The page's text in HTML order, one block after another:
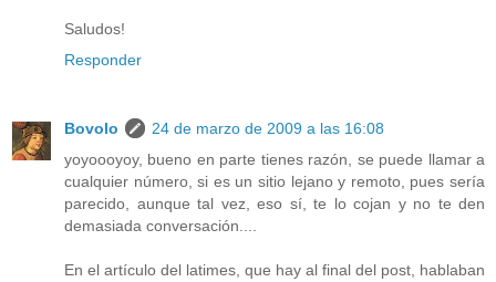
Saludos!
Responder
Bovolo
24 de marzo de 2009 a las 16:08
yoyoooyoy, bueno en parte tienes razón, se puede llamar a
cualquier número, si es un sitio lejano y remoto, pues sería
parecido, aunque tal vez, eso sí, te lo cojan y no te den
demasiada conversación....
En el artículo del latimes, que hay al final del post, hablaban